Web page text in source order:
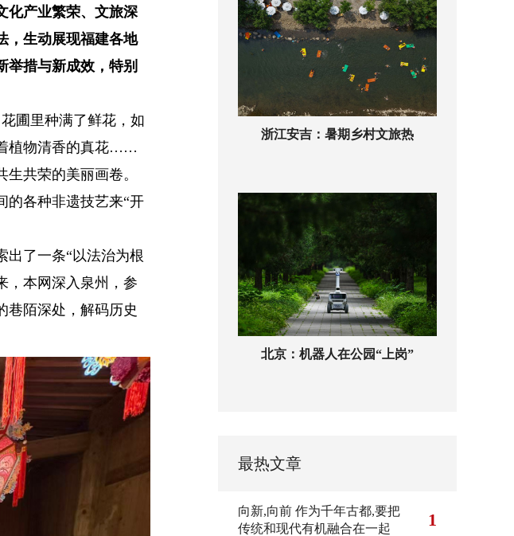
化产业繁荣、文旅深
，生动展现福建各地
举措与新成效，特别
圃里种满了鲜花，如
植物清香的真花……
共荣的美丽画卷。
各种非遗技艺来“开
了一条“以法治为根
，本网深入泉州，参
巷陌深处，解码历史
浙江安吉：暑期乡村文旅热
北京：机器人在公园“上岗”
最热文章
向新,向前 作为千年古都,要把
传统和现代有机融合在一起
1